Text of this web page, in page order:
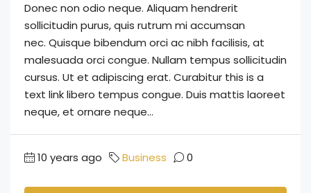
Donec non odio neque. Aliquam hendrerit
sollicitudin purus, quis rutrum mi accumsan
nec. Quisque bibendum orci ac nibh facilisis, at
malesuada orci congue. Nullam tempus sollicitudin
cursus. Ut et adipiscing erat. Curabitur this is a
text link libero tempus congue. Duis mattis laoreet
neque, et ornare neque...
10 years ago Business 0